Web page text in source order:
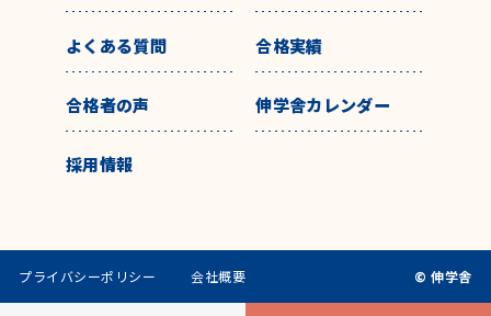
よくある質問 合格実績
合格者の声 伸学舎カレンダー
採用情報
プライバシーポリシー 会社概要 © 伸学舎